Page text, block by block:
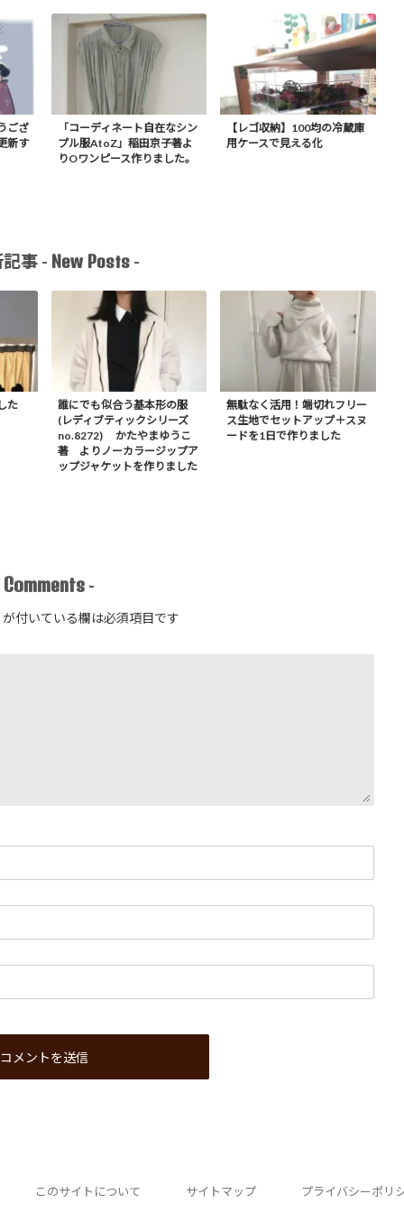
ござ
新す
「コーディネート自在なシン
プル服AtoZ」稲田京子著よ
りOワンピース作りました。
【レゴ収納】100均の冷蔵庫
用ケースで見える化
事 - New Posts -
た
誰にでも似合う基本形の服
(レディブティックシリーズ
no.8272) かたやまゆうこ
著 よりノーカラージップア
ップジャケットを作りました
無駄なく活用！端切れフリー
ス生地でセットアップ＋スヌ
ードを1日で作りました
Comments -
が付いている欄は必須項目です
このサイトについて サイトマップ プライバシーポリ